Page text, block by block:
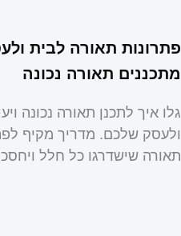
פתרונות תאורה לבית
מתכננים תאורה נכונה
גלו איך לתכנן תאורה נכונה
ולעסק שלכם. מדריך מקיף
תאורה שישדרגו כל חלל